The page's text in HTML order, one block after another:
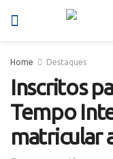
Home Destaques
Inscritos
Tempo
matricular